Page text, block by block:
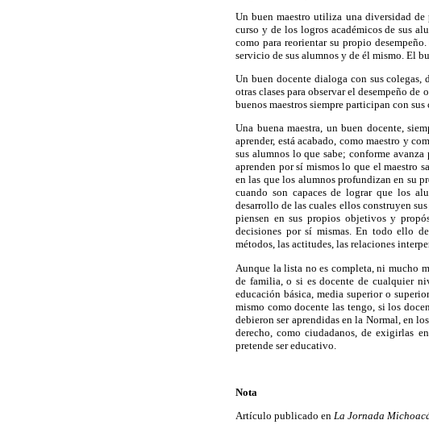
Un buen maestro utiliza una diversidad
curso y de los logros académicos de sus
como para reorientar su propio
servicio de sus alumnos y de él mismo. El
Un buen docente dialoga con sus colegas,
otras clases para observar el desempeño
buenos maestros siempre participan con
Una buena maestra, un buen docente,
aprender, está acabado, como maestro y
sus alumnos lo que sabe; conforme
aprenden por sí mismos lo que el maestro
en las que los alumnos profundizan en su
cuando son capaces de lograr que los
desarrollo de las cuales ellos construyen
piensen en sus propios objetivos y
decisiones por sí mismas. En todo ello
métodos, las actitudes, las relaciones
Aunque la lista no es completa, ni mucho
de familia, o si es docente de cualquier
educación básica, media superior o
mismo como docente las tengo, si los
debieron ser aprendidas en la Normal, en
derecho, como ciudadanos, de exigirlas
pretende ser educativo.
Nota
Artículo publicado en La Jornada